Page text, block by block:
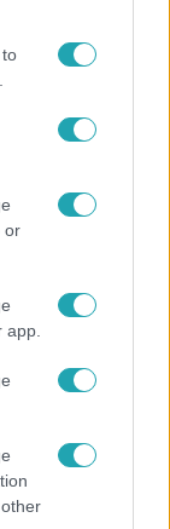
or
hogy Babett
Házasodna a